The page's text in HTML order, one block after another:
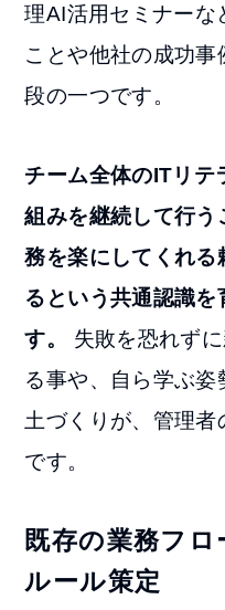
理AI活用セミナーな
ことや他社の成功
段の一つです。
チーム全体のITリテ
組みを継続して行
務を楽にしてくれる
るという共通認識を
す。
失敗を恐れず
る事や、自ら学ぶ
土づくりが、管理
です。
既存の業務フ
ルール策定